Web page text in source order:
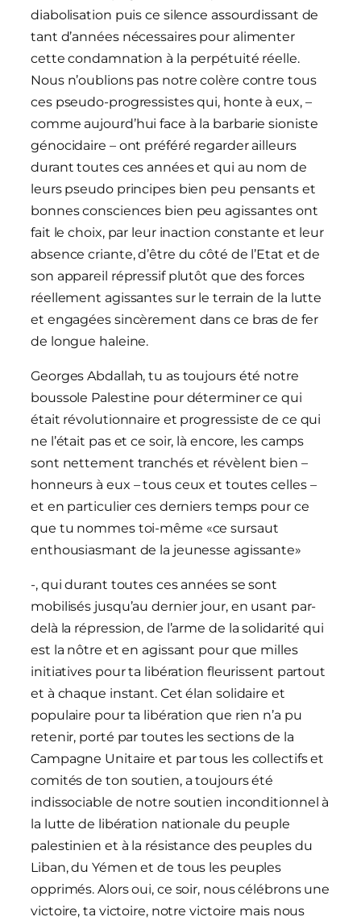
diabolisation puis ce silence assourdissant de
tant d’années nécessaires pour alimenter
cette condamnation à la perpétuité réelle.
Nous n’oublions pas notre colère contre tous
ces pseudo-progressistes qui, honte à eux, –
comme aujourd’hui face à la barbarie sioniste
génocidaire – ont préféré regarder ailleurs
durant toutes ces années et qui au nom de
leurs pseudo principes bien peu pensants et
bonnes consciences bien peu agissantes ont
fait le choix, par leur inaction constante et leur
absence criante, d’être du côté de l’Etat et de
son appareil répressif plutôt que des forces
réellement agissantes sur le terrain de la lutte
et engagées sincèrement dans ce bras de fer
de longue haleine.
Georges Abdallah, tu as toujours été notre
boussole Palestine pour déterminer ce qui
était révolutionnaire et progressiste de ce qui
ne l’était pas et ce soir, là encore, les camps
sont nettement tranchés et révèlent bien –
honneurs à eux – tous ceux et toutes celles –
et en particulier ces derniers temps pour ce
que tu nommes toi-même «ce sursaut
enthousiasmant de la jeunesse agissante»
-, qui durant toutes ces années se sont
mobilisés jusqu’au dernier jour, en usant par-
delà la répression, de l’arme de la solidarité qui
est la nôtre et en agissant pour que milles
initiatives pour ta libération fleurissent partout
et à chaque instant. Cet élan solidaire et
populaire pour ta libération que rien n’a pu
retenir, porté par toutes les sections de la
Campagne Unitaire et par tous les collectifs et
comités de ton soutien, a toujours été
indissociable de notre soutien inconditionnel à
la lutte de libération nationale du peuple
palestinien et à la résistance des peuples du
Liban, du Yémen et de tous les peuples
opprimés. Alors oui, ce soir, nous célébrons une
victoire, ta victoire, notre victoire mais nous